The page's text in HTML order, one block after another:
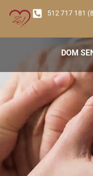
512 717 181
DOM